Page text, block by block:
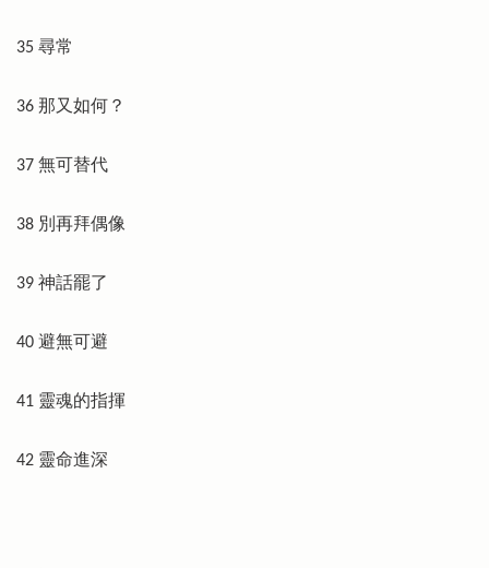
35 尋常
36 那又如何？
37 無可替代
38 別再拜偶像
39 神話罷了
40 避無可避
41 靈魂的指揮
42 靈命進深